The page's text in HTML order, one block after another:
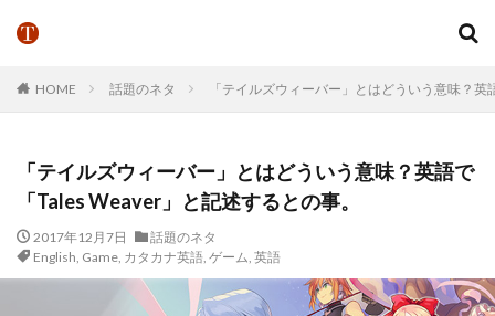
HOME 話題のネタ 「テイルズウィーバー」とはどういう意味？
「テイルズウィーバー」とはどういう意味？英語で
「Tales Weaver」と記述するとの事。
2017年12月7日
話題のネタ
English, Game, カタカナ英語, ゲーム, 英語